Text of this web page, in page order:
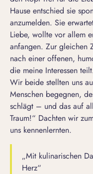
Hause entschied sie
anzumelden. Sie
Liebe, wollte vor allem
anfangen. Zur
nach einer offenen,
die meine Interessen
Wir beide stellten uns
Menschen begegnen,
schlägt – und das auf
Traum!“ Dachten wir
uns kennenlernten.
„Mit kulinarischen
Herz“